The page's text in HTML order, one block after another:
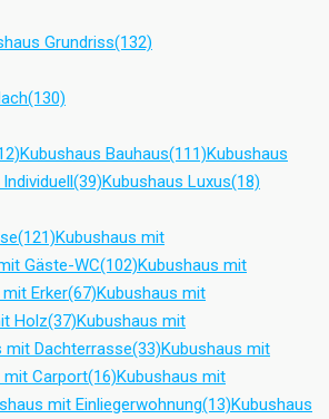
Grundriss(132)
(130)
Kubushaus Bauhaus(111)Kubushaus
(39)Kubushaus Luxus(18)
(121)Kubushaus mit
Gäste-WC(102)Kubushaus mit
Erker(67)Kubushaus mit
Holz(37)Kubushaus mit
mit Dachterrasse(33)Kubushaus mit
mit Carport(16)Kubushaus mit
mit Einliegerwohnung(13)Kubushaus